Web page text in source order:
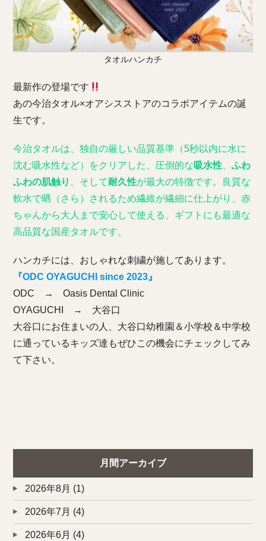
タオルハンカチ
最新作の登場です
あの今治タオル×オアシスストアのコラボアイテムの誕
生です。
今治タオルは、独自の厳しい品質基準（5秒以内に水に
沈む吸水性など）をクリアした、圧倒的な吸水性 、ふわ
ふわの肌触り
、そして耐久性が最大の特徴です。良質な
軟水で晒（さら）されるため繊維が繊細に仕上がり、赤
ちゃんから大人まで安心して使える、ギフトにも最適な
高品質な国産タオルです。
ハンカチには、おしゃれな刺繍が施してあります。
『ODC OYAGUCHI since 2023』
ODC → Oasis Dental Clinic
OYAGUCHI → 大谷口
大谷口にお住まいの人、大谷口幼稚園＆小学校＆中学校
に通っているキッズ達もぜひこの機会にチェックしてみ
て下さい。
月間アーカイブ
2026年8月 (1)
2026年7月 (4)
2026年6月 (4)